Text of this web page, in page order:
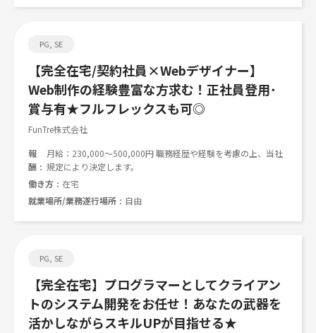
PG, SE
【完全在宅/契約社員×Webデザイナー】
Web制作の経験豊富な方求む！正社員登用･
賞与有★フルフレックスも可◎
FunTre株式会社
報
酬
月給：230,000～500,000円 職務経歴や経験を考慮の上、当社
規定により決定します。
働き方
在宅
就業場所/業務遂行場所
自由
PG, SE
【完全在宅】プログラマーとしてクライアン
トのシステム開発をお任せ！あなたの武器を
活かしながらスキルUPが目指せる★